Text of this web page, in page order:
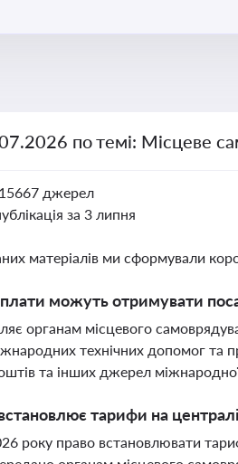
по темі: Місцеве
15667 джерел
за 3 липня
матеріалів ми сформували
можуть отримувати
органам місцевого
технічних допомог та
та інших джерел
тарифи на
року право встановлювати